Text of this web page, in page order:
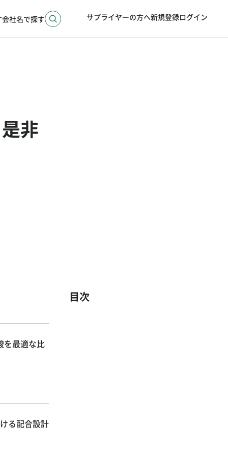
会社名で探す サプライヤーの方へ新規登録ログイン
非
を最適な比
る配合設計
目次